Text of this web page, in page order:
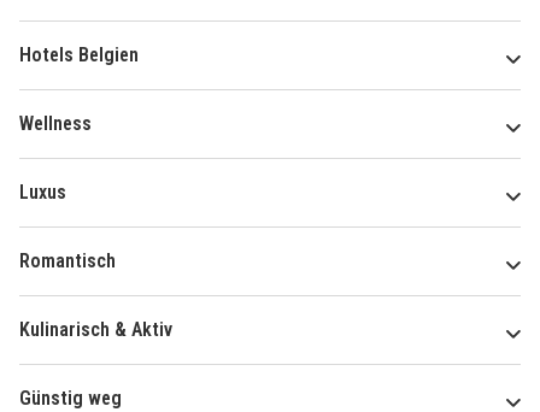
Hotels Belgien
Wellness
Luxus
Romantisch
Kulinarisch & Aktiv
Günstig weg